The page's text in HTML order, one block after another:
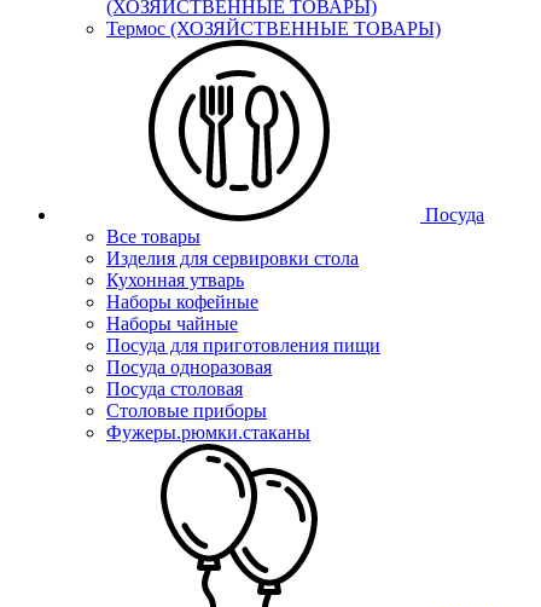
(ХОЗЯЙСТВЕННЫЕ ТОВАРЫ)
Термос (ХОЗЯЙСТВЕННЫЕ ТОВАРЫ)
Посуда
Все товары
Изделия для сервировки стола
Кухонная утварь
Наборы кофейные
Наборы чайные
Посуда для приготовления пищи
Посуда одноразовая
Посуда столовая
Столовые приборы
Фужеры.рюмки.стаканы